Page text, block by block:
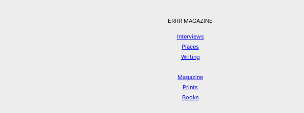
ERRR MAGAZINE
Interviews
Places
Writing
Magazine
Prints
Books